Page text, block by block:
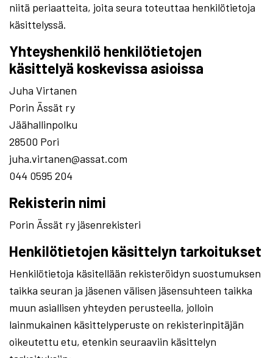
niitä periaatteita, joita seura toteuttaa henkilötietoja
käsittelyssä.
Yhteyshenkilö henkilötietojen
käsittelyä koskevissa asioissa
Juha Virtanen
Porin Ässät ry
Jäähallinpolku
28500 Pori
juha.virtanen@assat.com
044 0595 204
Rekisterin nimi
Porin Ässät ry jäsenrekisteri
Henkilötietojen käsittelyn tarkoitukset
Henkilötietoja käsitellään rekisteröidyn suostumuksen
taikka seuran ja jäsenen välisen jäsensuhteen taikka
muun asiallisen yhteyden perusteella, jolloin
lainmukainen käsittelyperuste on rekisterinpitäjän
oikeutettu etu, etenkin seuraaviin käsittelyn